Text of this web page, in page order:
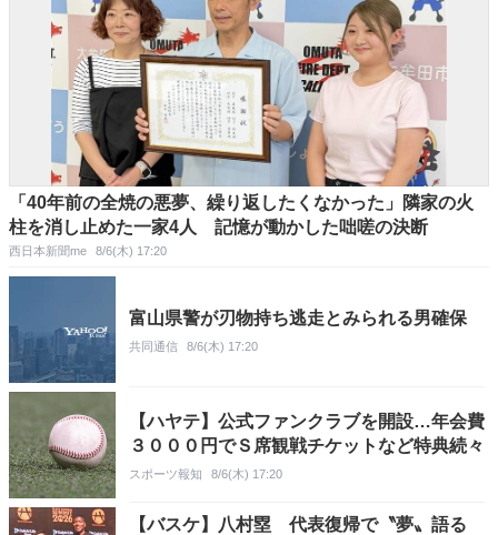
「40年前の全焼の悪夢、繰り返したくなかった」隣家の火
柱を消し止めた一家4人 記憶が動かした咄嗟の決断
西日本新聞me 8/6(木) 17:20
富山県警が刃物持ち逃走とみられる男確保
共同通信 8/6(木) 17:20
【ハヤテ】公式ファンクラブを開設…年会費
３０００円でＳ席観戦チケットなど特典続々
スポーツ報知 8/6(木) 17:20
【バスケ】八村塁 代表復帰で〝夢〟語る